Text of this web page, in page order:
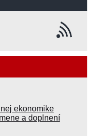
ekonomike
a doplnení